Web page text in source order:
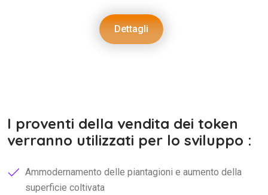
Dettagli
I proventi della vendita dei token
verranno utilizzati per lo sviluppo :
Ammodernamento delle piantagioni e aumento della
superficie coltivata